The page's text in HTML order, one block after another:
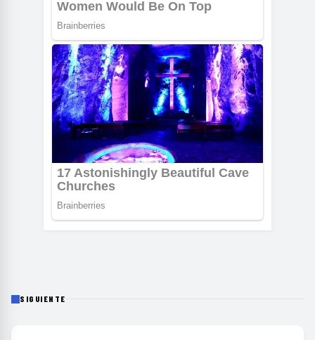
SIGUIENTE